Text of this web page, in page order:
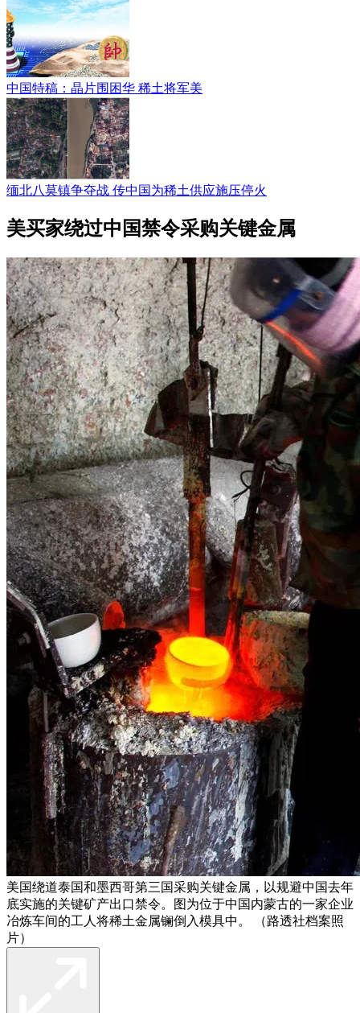
中国特稿：晶片围困华 稀土将军美
缅北八莫镇争夺战 传中国为稀土供应施压停火
美买家绕过中国禁令采购关键金属
美国绕道泰国和墨西哥第三国采购关键金属，以规避中国去年
底实施的关键矿产出口禁令。图为位于中国内蒙古的一家企业
冶炼车间的工人将稀土金属镧倒入模具中。 （路透社档案照
片）